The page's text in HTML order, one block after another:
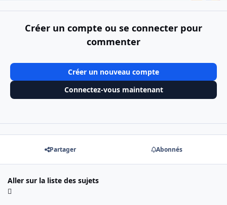
Créer un compte ou se connecter pour
commenter
Créer un nouveau compte
Connectez-vous maintenant
Partager Abonnés
Aller sur la liste des sujets